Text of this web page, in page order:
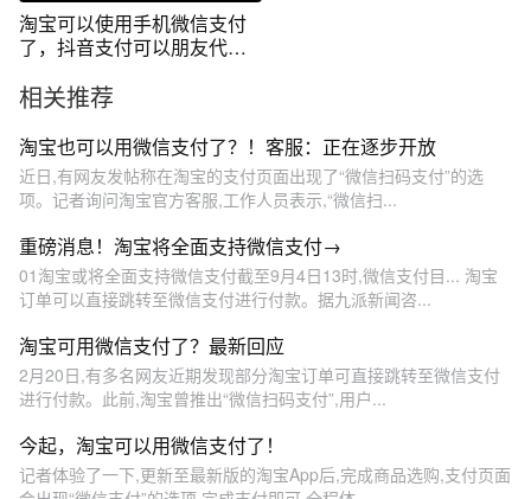
淘宝可以使用手机微信支付
了，抖音支付可以朋友代付
相关推荐
淘宝也可以用微信支付了？！客服：正在逐步开放
近日,有网友发帖称在淘宝的支付页面出现了“微信扫码支付”的选
项。记者询问淘宝官方客服,工作人员表示,“微信扫...
重磅消息！淘宝将全面支持微信支付→
01淘宝或将全面支持微信支付截至9月4日13时,微信支付目... 淘宝
订单可以直接跳转至微信支付进行付款。据九派新闻咨...
淘宝可用微信支付了？最新回应
2月20日,有多名网友近期发现部分淘宝订单可直接跳转至微信支付
进行付款。此前,淘宝曾推出“微信扫码支付”,用户...
今起，淘宝可以用微信支付了！
记者体验了一下,更新至最新版的淘宝App后,完成商品选购,支付页面